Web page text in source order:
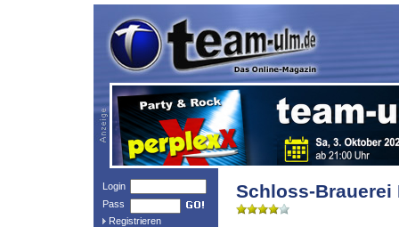
Login
Pass
Registrieren
Schloss-Brauerei